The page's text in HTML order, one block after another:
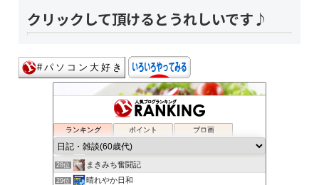
クリックして頂けるとうれしいです♪
ランキング ポイント ブロ画
さよのシンプルライフブログ
わすれんぼにっき
26位 今日とこれからと
27位 ワカメと銭婆との喜怒哀楽
28位 まきみち奮闘記
29位 晴れやか日和